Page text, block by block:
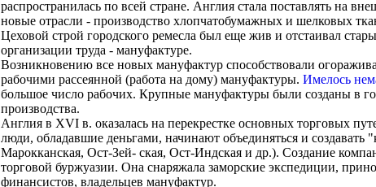
распространилась по всей стране. Англия стала поставлять на
новые отрасли - производство хлопчатобумажных и шелковых
Цеховой строй городского ремесла был еще жив и отстаивал
организации труда - мануфактуре.
Возникновению все новых мануфактур способствовали
рабочими рассеянной (работа на дому) мануфактуры. Имелось
большое число рабочих. Крупные мануфактуры были созданы в
производства.
Англия в XVI в. оказалась на перекрестке основных торговых
люди, обладавшие деньгами, начинают объединяться и
Марокканская, Ост-Зей- ская, Ост-Индская и др.). Создание
торговой буржуазии. Она снаряжала заморские экспедиции,
финансистов, владельцев мануфактур.